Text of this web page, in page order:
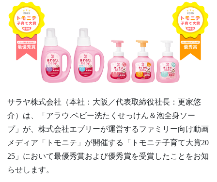
サラヤ株式会社（本社：大阪／代表取締役社長：更家悠
介）は、「アラウ.ベビー洗たくせっけん＆泡全身ソー
プ」が、株式会社エブリーが運営するファミリー向け動画
メディア「トモニテ」が開催する「トモニテ子育て大賞20
25」において最優秀賞および優秀賞を受賞したことをお知
らせします。